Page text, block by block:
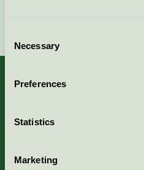
Selection
Necessary
Preferences
Statistics
Marketing
Kriterier, ansökan & avgifter